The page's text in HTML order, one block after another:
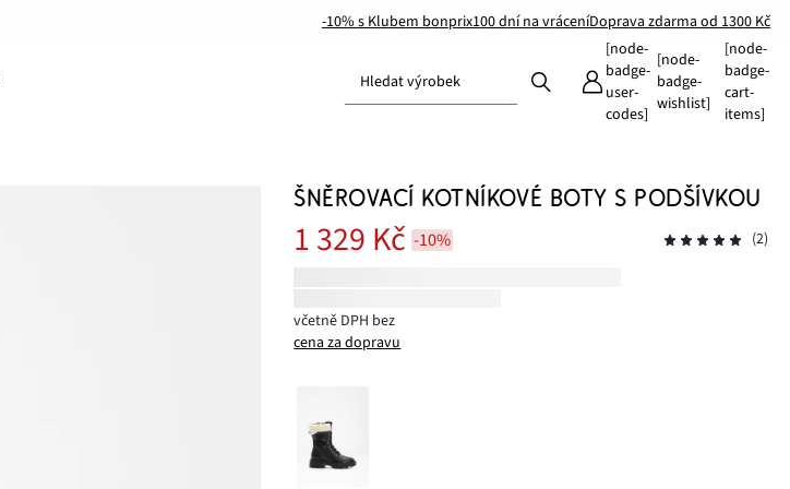
-10% s Klubem bonprix100 dní na vráceníDoprava zdarma od 1300 Kč
Hledat výrobek
[node-
badge-
user-
codes]
[node-
badge-
wishlist]
[node-
badge-
cart-
items]
ŠNĚROVACÍ KOTNÍKOVÉ BOTY S PODŠÍVKOU
1 329 Kč -10% (2)
včetně DPH bez
cena za dopravu